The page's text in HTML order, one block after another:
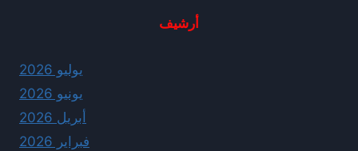
أرشيف
يوليو 2026
يونيو 2026
أبريل 2026
فبراير 2026